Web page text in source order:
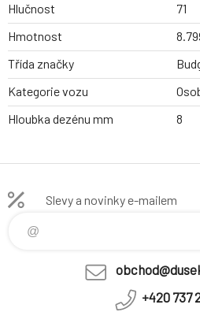
Hlučnost
71
Hmotnost
Třída značky
Kategorie vozu
Hloubka dezénu mm
8
Slevy a novinky e-mailem
+420 737